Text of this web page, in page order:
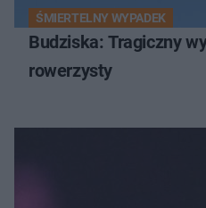
ŚMIERTELNY WYPADEK
Budziska: Tragiczny
rowerzysty